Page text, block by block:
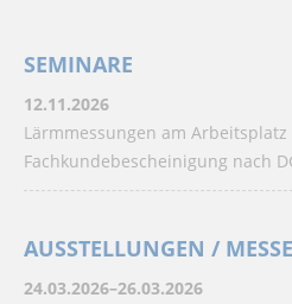
SEMINARE
12.11.2026
Lärmmessungen am
Fachkundebescheinigung nach
AUSSTELLUNGEN /
24.03.2026–26.03.2026